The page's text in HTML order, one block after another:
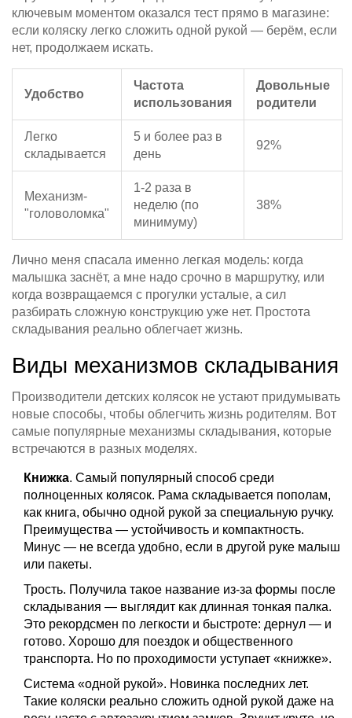
ключевым моментом оказался тест прямо в магазине:
если коляску легко сложить одной рукой — берём, если
нет, продолжаем искать.
Удобство
Частота
использования
Довольные
родители
Легко
складывается
5 и более раз в
день
92%
Механизм-
"головоломка"
1-2 раза в
неделю (по
минимуму)
38%
Лично меня спасала именно легкая модель: когда
малышка заснёт, а мне надо срочно в маршрутку, или
когда возвращаемся с прогулки усталые, а сил
разбирать сложную конструкцию уже нет. Простота
складывания реально облегчает жизнь.
Виды механизмов складывания
Производители детских колясок не устают придумывать
новые способы, чтобы облегчить жизнь родителям. Вот
самые популярные механизмы складывания, которые
встречаются в разных моделях.
Книжка. Самый популярный способ среди
полноценных колясок. Рама складывается пополам,
как книга, обычно одной рукой за специальную ручку.
Преимущества — устойчивость и компактность.
Минус — не всегда удобно, если в другой руке малыш
или пакеты.
Трость. Получила такое название из-за формы после
складывания — выглядит как длинная тонкая палка.
Это рекордсмен по легкости и быстроте: дернул — и
готово. Хорошо для поездок и общественного
транспорта. Но по проходимости уступает «книжке».
Система «одной рукой». Новинка последних лет.
Такие коляски реально сложить одной рукой даже на